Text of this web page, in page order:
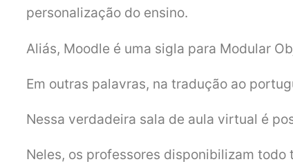
personalização do ensino.
Aliás, Moodle é uma sigla para Modular
Em outras palavras, na tradução ao
Nessa verdadeira sala de aula virtual é
Neles, os professores disponibilizam